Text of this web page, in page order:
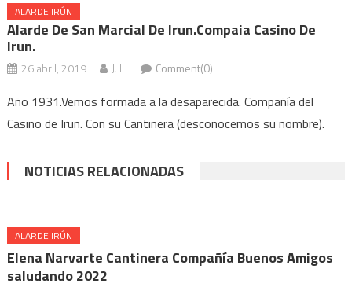
ALARDE IRÚN
Alarde De San Marcial De Irun.Compaia Casino De
Irun.
26 abril, 2019 J. L. Comment(0)
Año 1931.Vemos formada a la desaparecida. Compañía del
Casino de Irun. Con su Cantinera (desconocemos su nombre).
NOTICIAS RELACIONADAS
ALARDE IRÚN
Elena Narvarte Cantinera Compañía Buenos Amigos
saludando 2022